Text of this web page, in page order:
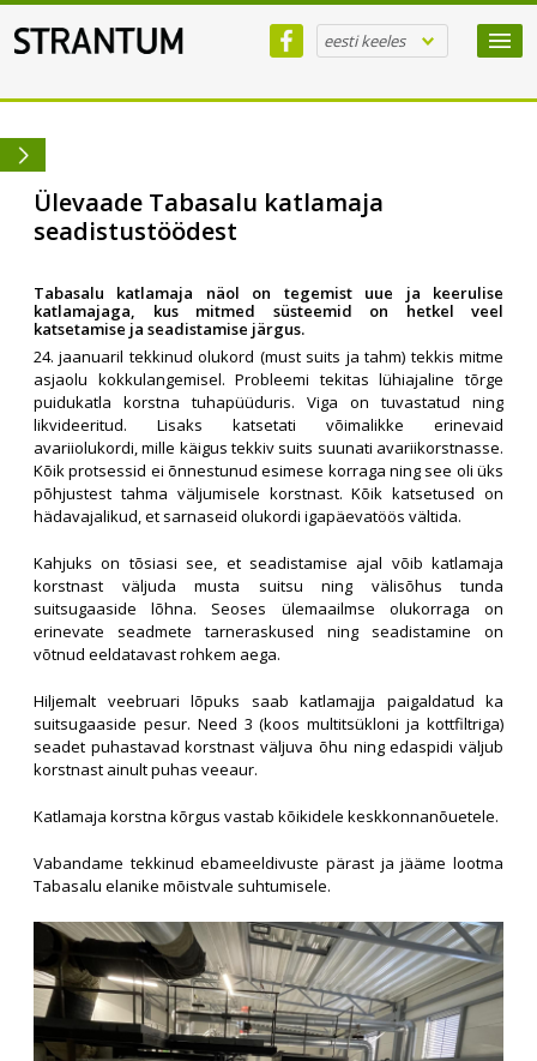
eesti keeles
Ülevaade Tabasalu katlamaja
seadistustöödest
Tabasalu katlamaja näol on tegemist uue ja keerulise
katlamajaga, kus mitmed süsteemid on hetkel veel
katsetamise ja seadistamise järgus.
24. jaanuaril tekkinud olukord (must suits ja tahm) tekkis mitme
asjaolu kokkulangemisel. Probleemi tekitas lühiajaline tõrge
puidukatla korstna tuhapüüduris. Viga on tuvastatud ning
likvideeritud. Lisaks katsetati võimalikke erinevaid
avariiolukordi, mille käigus tekkiv suits suunati avariikorstnasse.
Kõik protsessid ei õnnestunud esimese korraga ning see oli üks
põhjustest tahma väljumisele korstnast. Kõik katsetused on
hädavajalikud, et sarnaseid olukordi igapäevatöös vältida.
Kahjuks on tõsiasi see, et seadistamise ajal võib katlamaja
korstnast väljuda musta suitsu ning välisõhus tunda
suitsugaaside lõhna. Seoses ülemaailmse olukorraga on
erinevate seadmete tarneraskused ning seadistamine on
võtnud eeldatavast rohkem aega.
Hiljemalt veebruari lõpuks saab katlamajja paigaldatud ka
suitsugaaside pesur. Need 3 (koos multitsükloni ja kottfiltriga)
seadet puhastavad korstnast väljuva õhu ning edaspidi väljub
korstnast ainult puhas veeaur.
Katlamaja korstna kõrgus vastab kõikidele keskkonnanõuetele.
Vabandame tekkinud ebameeldivuste pärast ja jääme lootma
Tabasalu elanike mõistvale suhtumisele.